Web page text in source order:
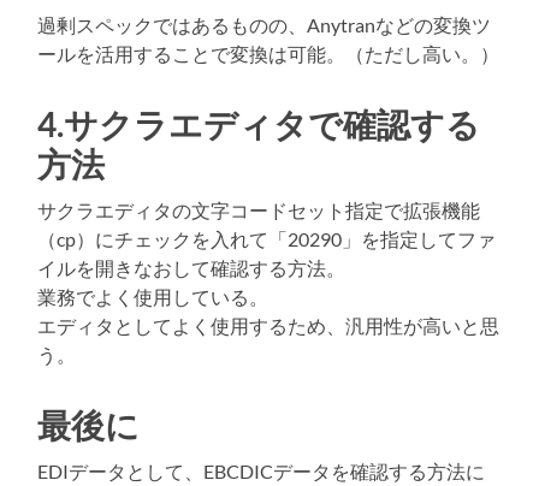
過剰スペックではあるものの、Anytranなどの変換ツ
ールを活用することで変換は可能。（ただし高い。）
4.サクラエディタで確認する
方法
サクラエディタの文字コードセット指定で拡張機能
（cp）にチェックを入れて「20290」を指定してファ
イルを開きなおして確認する方法。
業務でよく使用している。
エディタとしてよく使用するため、汎用性が高いと思
う。
最後に
EDIデータとして、EBCDICデータを確認する方法に